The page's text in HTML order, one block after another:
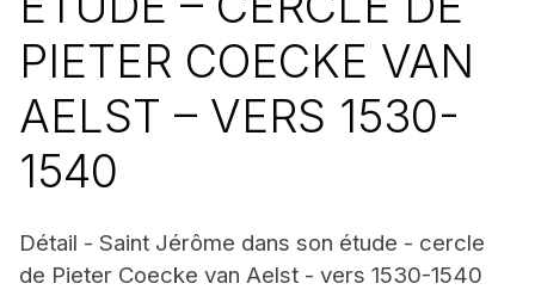
PIETER COECKE VAN
AELST – VERS 1530-
1540
Détail - Saint Jérôme dans son étude - cercle
de Pieter Coecke van Aelst - vers 1530-1540